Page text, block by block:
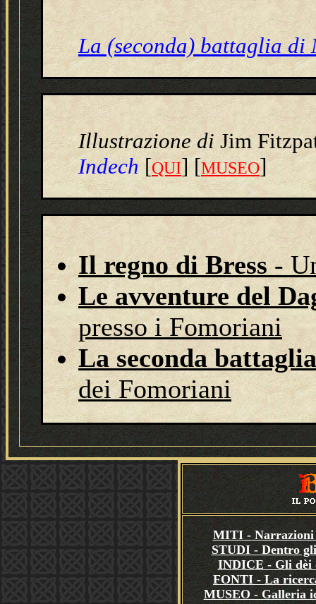
La (seconda) battaglia di
Illustrazionedi Jim
Indech[QUI] [MUSEO]
Il regno di Bress-
Le avventure del
presso i Fomoriani
La seconda
dei Fomoriani
MITI - Narrazioni
STUDI - Dentro
INDICE - Gli dèi
FONTI - La
MUSEO - Galleria